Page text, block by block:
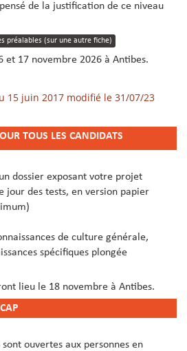
de la justification de ce niveau
préalables (sur une autre fiche)
et 17 novembre 2026 à Antibes.
15 juin 2017 modifié le 31/07/23
TOUS LES CANDIDATS
dossier exposant votre projet
jour des tests, en version papier
de culture générale,
spécifiques plongée
lieu le 18 novembre à Antibes.
sont ouvertes aux personnes en